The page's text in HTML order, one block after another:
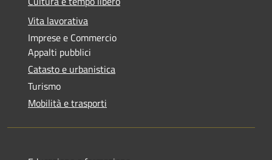
Vita lavorativa
Imprese e Commercio
Appalti pubblici
Catasto e urbanistica
Turismo
Mobilità e trasporti